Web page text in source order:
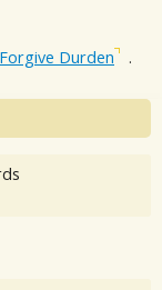
Durden .